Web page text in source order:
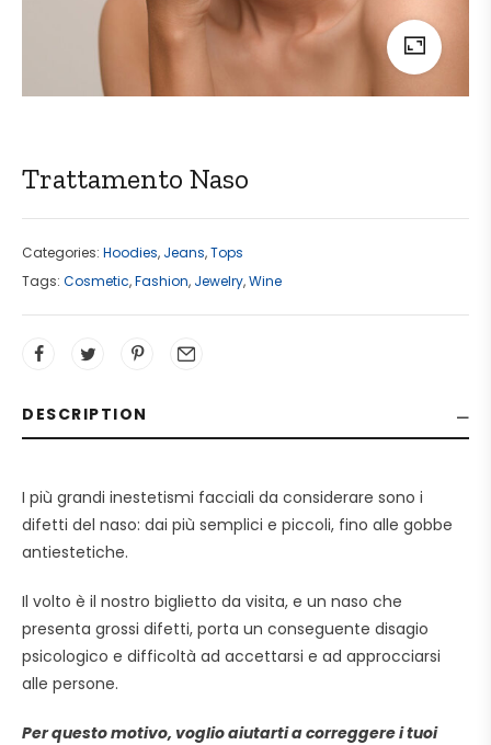
Trattamento Naso
Categories: Hoodies, Jeans,Tops
Tags: Cosmetic,Fashion, Jewelry,Wine
DESCRIPTION
I più grandi inestetismi facciali da considerare sono i
difetti del naso: dai più semplici e piccoli, fino alle gobbe
antiestetiche.
Il volto è il nostro biglietto da visita, e un naso che
presenta grossi difetti, porta un conseguente disagio
psicologico e difficoltà ad accettarsi e ad approcciarsi
alle persone.
Per questo motivo, voglio aiutarti a correggere i tuoi